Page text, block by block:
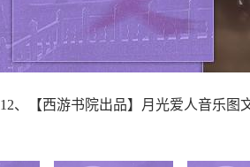
12、【西游书院出品】月光爱人音乐图